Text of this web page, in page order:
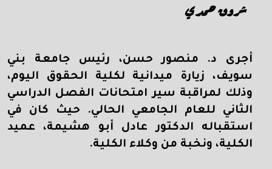
شروق حمدي
أجرى د. منصور حسن، رئيس جامعة بني
سويف، زيارة ميدانية لكلية الحقوق اليوم،
وذلك لمراقبة سير امتحانات الفصل الدراسي
الثاني للعام الجامعي الحالي. حيث كان في
استقباله الدكتور عادل أبو هشيمة، عميد
الكلية، ونخبة من وكلاء الكلية.